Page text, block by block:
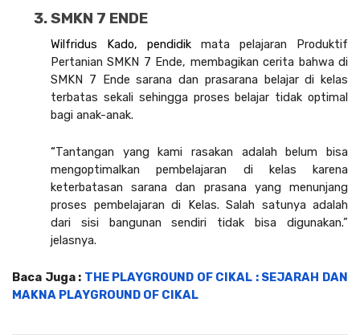
SMKN 7 ENDE
Wilfridus Kado, pendidik mata pelajaran Produktif
Pertanian SMKN 7 Ende, membagikan cerita bahwa di
SMKN 7 Ende sarana dan prasarana belajar di kelas
terbatas sekali sehingga proses belajar tidak optimal
bagi anak-anak.
“Tantangan yang kami rasakan adalah belum bisa
mengoptimalkan pembelajaran di kelas karena
keterbatasan sarana dan prasana yang menunjang
proses pembelajaran di Kelas. Salah satunya adalah
dari sisi bangunan sendiri tidak bisa digunakan.”
jelasnya.
Baca Juga : THE PLAYGROUND OF CIKAL : SEJARAH DAN
MAKNA PLAYGROUND OF CIKAL